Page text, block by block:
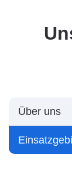
Über uns